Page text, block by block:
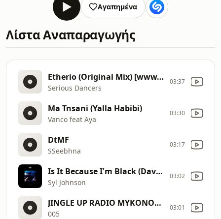
Αγαπημένα
Λίστα Αναπαραγωγής
Etherio (Original Mix) [www.slider.kz] (1)
Serious Dancers
03:37
Ma Tnsani (Yalla Habibi)
Vanco feat Aya
03:30
DtMF
SSeebhna
03:17
Is It Because I'm Black (David August Live Reconstruction)
Syl Johnson
03:02
JINGLE UP RADIO MYKONOS 005
005
03:01